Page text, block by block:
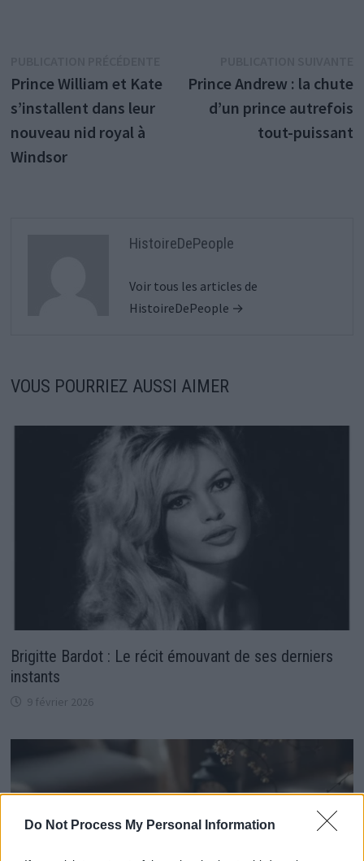
Do Not Process My Personal Information
de
l’article
précédente :
Prince William et Kate
s’installent dans leur
nouveau nid royal à
Windsor
Prince Andrew : la chute
d’un prince autrefois
tout-puissant
HistoireDePeople
Voir tous les articles de
HistoireDePeople →
VOUS POURRIEZ AUSSI AIMER
Brigitte Bardot : Le récit émouvant de ses derniers
instants
9 février 2026